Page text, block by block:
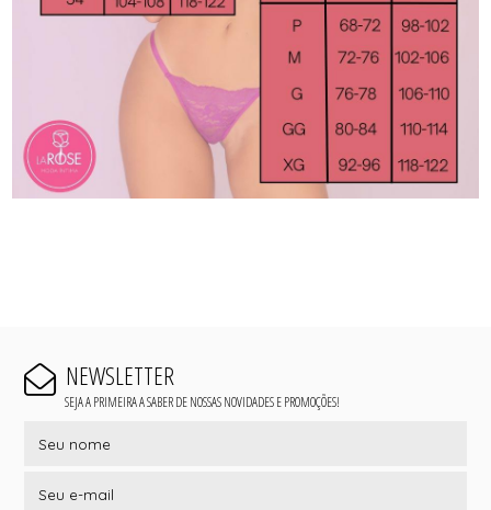
NEWSLETTER
SEJA A PRIMEIRA A SABER DE NOSSAS NOVIDADES E PROMOÇÕES!